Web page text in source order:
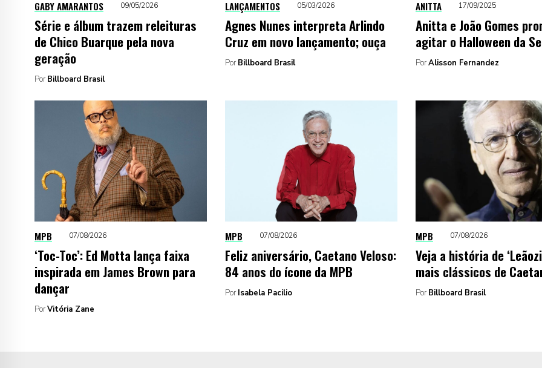
GABY AMARANTOS 09/05/2026
Série e álbum trazem releituras
de Chico Buarque pela nova
geração
Por Billboard Brasil
LANÇAMENTOS 05/03/2026
Agnes Nunes interpreta Arlindo
Cruz em novo lançamento; ouça
Por Billboard Brasil
ANITTA 17/09/2025
Anitta e João Gomes
agitar o Halloween da
PorAlisson Fernandez
MPB 07/08/2026
‘Toc-Toc’: Ed Motta lança faixa
inspirada em James Brown para
dançar
PorVitória Zane
MPB 07/08/2026
Feliz aniversário, Caetano Veloso:
84 anos do ícone da MPB
Por Isabela Pacilio
MPB 07/08/2026
Veja a história de
mais clássicos de
Por Billboard Brasil